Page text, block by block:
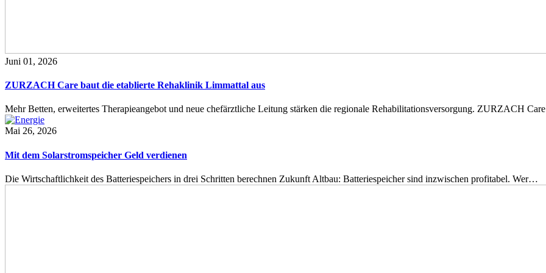
Juni 01, 2026
ZURZACH Care baut die etablierte Rehaklinik Limmattal aus
Mehr Betten, erweitertes Therapieangebot und neue chefärztliche Leitung stärken die regionale Rehabilitationsversorgung. ZURZACH
Mai 26, 2026
Mit dem Solarstromspeicher Geld verdienen
Die Wirtschaftlichkeit des Batteriespeichers in drei Schritten berechnen Zukunft Altbau: Batteriespeicher sind inzwischen profitabel. Wer…